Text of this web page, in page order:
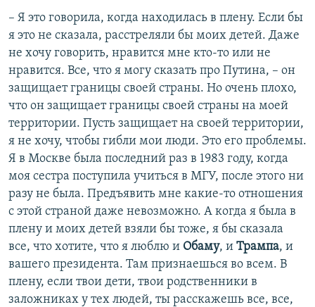
– Я это говорила, когда находилась в плену. Если бы
я это не сказала, расстреляли бы моих детей. Даже
не хочу говорить, нравится мне кто-то или не
нравится. Все, что я могу сказать про Путина, – он
защищает границы своей страны. Но очень плохо,
что он защищает границы своей страны на моей
территории. Пусть защищает на своей территории,
я не хочу, чтобы гибли мои люди. Это его проблемы.
Я в Москве была последний раз в 1983 году, когда
моя сестра поступила учиться в МГУ, после этого ни
разу не была. Предъявить мне какие-то отношения
с этой страной даже невозможно. А когда я была в
плену и моих детей взяли бы тоже, я бы сказала
все, что хотите, что я люблю и Обаму, и Трампа, и
вашего президента. Там признаешься во всем. В
плену, если твои дети, твои родственники в
заложниках у тех людей, ты расскажешь все, все,